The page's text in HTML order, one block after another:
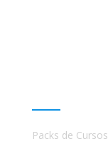
Packs de Cursos